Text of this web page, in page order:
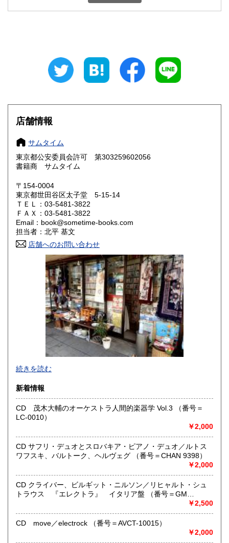
600円 三重県
大阪府
奈良県
鳥取県 600円 島根県
岡山県
山口県 600円
香川県 愛媛県
高知県 600円
600円 長崎県
600円 大分県
600円 鹿児島県
600円
店舗情報
サムタイム
東京都公安委員会許可 第303259602056
書籍商 サムタイム
〒154-0004
東京都世田谷区太子堂 5-15-14
ＴＥＬ：03-5481-3822
ＦＡＸ：03-5481-3822
Email：book@sometime-books.com
担当者：北平 基文
店舗へのお問い合わせ
●当店では国内送料は無料です。（特記されたものを除きま
す）。
ール、定形外郵便、
ネコポス、ヤマト宅急便などでお届けしています。
但し、お客様が配送方法をご指定になる場合又は、
後払いをご希望の場合は送料の実費をお支払い頂きます。
代引きをご希望の場合は代引き手数料及び送料の実費をお
支払い下さい。
●公費ご購入を承ります。 送料は実費をご負担下さい。 お
支払いは後払いが可能です。
※当店は【インボイス制度】の適格請求書発行事業者では
ございません。
●当店では迅速な発送を心掛けています。
ご送金、ご決済の確認が出来ましたら通常24時間以内にお
●商品の発送に際しては水濡れ対策等、丁寧な梱包を心掛けて
続きを読む
新着情報
CD 茂木大輔のオーケストラ人間的楽器学 Vol.3 （番号＝
LC-0010）
￥2,000
CD サフリ・デュオとスロバキア・ピアノ・デュオ／ルトス
ワフスキ、バルトーク、ヘルヴェグ （番号＝CHAN 9398）
￥2,000
CD クライバー、ビルギット・ニルソン／リヒャルト・シュ
トラウス 『エレクトラ』 イタリア盤 （番号＝GM
￥2,500
CD move／electrock （番号＝AVCT-10015）
￥2,000